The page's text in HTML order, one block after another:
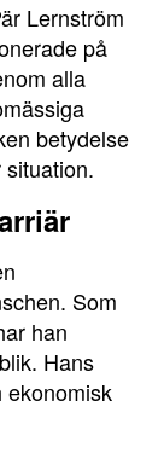
Lernström
på
alla
betydelse
Som
han
Hans
ekonomisk